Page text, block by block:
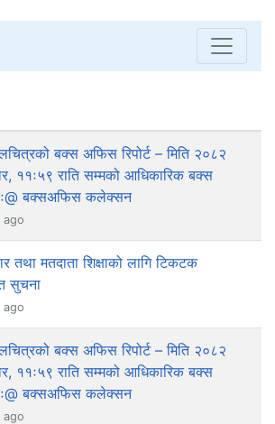
बक्स अफिस रिपोर्ट – मिति २०८२
११ः५९ राति सम्मको आधिकारिक बक्स
बक्सअफिस कलेक्सन
ago
तथा मतदाता शिक्षाको लागि टिकटक
सुचना
ago
बक्स अफिस रिपोर्ट – मिति २०८२
११ः५९ राति सम्मको आधिकारिक बक्स
बक्सअफिस कलेक्सन
ago